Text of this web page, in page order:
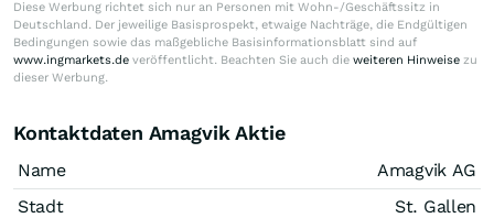
Diese Werbung richtet sich nur an Personen mit Wohn-/Geschäftssitz in
Deutschland. Der jeweilige Basisprospekt, etwaige Nachträge, die Endgültigen
Bedingungen sowie das maßgebliche Basisinformationsblatt sind auf
www.ingmarkets.de veröffentlicht. Beachten Sie auch die weiteren Hinweise zu
dieser Werbung.
Kontaktdaten Amagvik Aktie
Name
Amagvik AG
Stadt
St. Gallen